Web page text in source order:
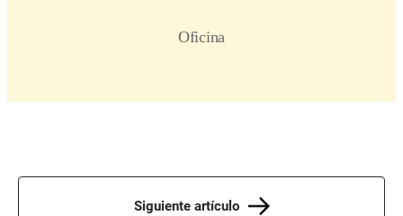
Siguiente artículo